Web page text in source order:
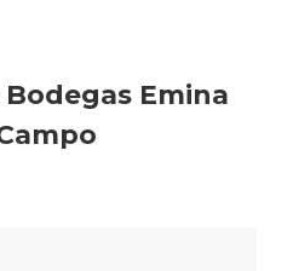
Emina